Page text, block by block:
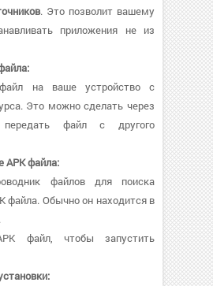
. Это позволит вашему
приложения не из
на ваше устройство с
Это можно сделать через
файл с другого
APK файла:
файлов для поиска
файла. Обычно он находится в
.
файл, чтобы запустить